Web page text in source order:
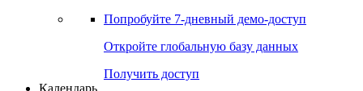
Попробуйте 7-дневный демо-доступ
Откройте глобальную базу данных
Получить доступ